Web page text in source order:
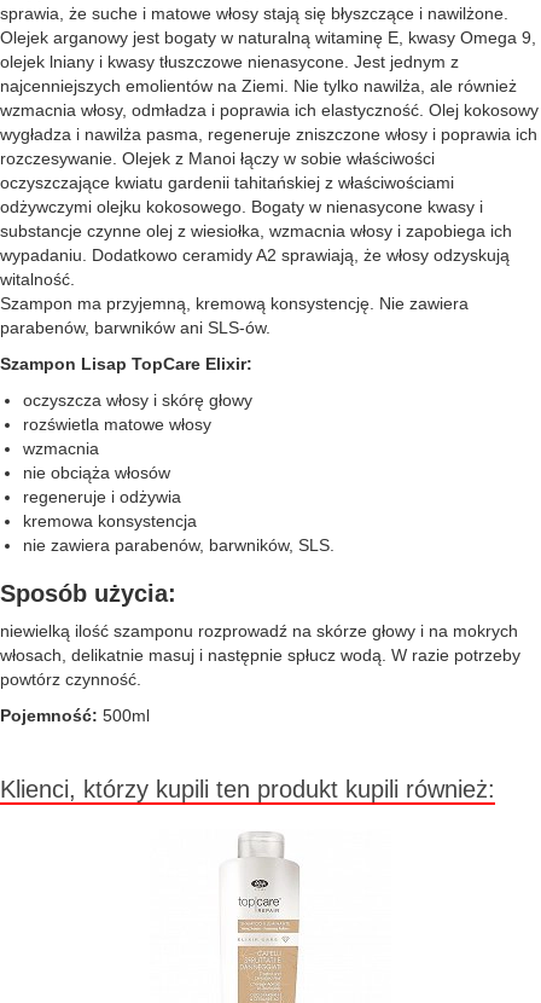
sprawia, że suche i matowe włosy stają się błyszczące i nawilżone.
Olejek arganowy jest bogaty w naturalną witaminę E, kwasy Omega 9,
olejek lniany i kwasy tłuszczowe nienasycone. Jest jednym z
najcenniejszych emolientów na Ziemi. Nie tylko nawilża, ale również
wzmacnia włosy, odmładza i poprawia ich elastyczność. Olej kokosowy
wygładza i nawilża pasma, regeneruje zniszczone włosy i poprawia ich
rozczesywanie. Olejek z Manoi łączy w sobie właściwości
oczyszczające kwiatu gardenii tahitańskiej z właściwościami
odżywczymi olejku kokosowego. Bogaty w nienasycone kwasy i
substancje czynne olej z wiesiołka, wzmacnia włosy i zapobiega ich
wypadaniu. Dodatkowo ceramidy A2 sprawiają, że włosy odzyskują
witalność.
Szampon ma przyjemną, kremową konsystencję. Nie zawiera
parabenów, barwników ani SLS-ów.
Szampon Lisap TopCare Elixir:
oczyszcza włosy i skórę głowy
rozświetla matowe włosy
wzmacnia
nie obciąża włosów
regeneruje i odżywia
kremowa konsystencja
nie zawiera parabenów, barwników, SLS.
Sposób użycia:
niewielką ilość szamponu rozprowadź na skórze głowy i na mokrych
włosach, delikatnie masuj i następnie spłucz wodą. W razie potrzeby
powtórz czynność.
Pojemność: 500ml
Klienci, którzy kupili ten produkt kupili również: